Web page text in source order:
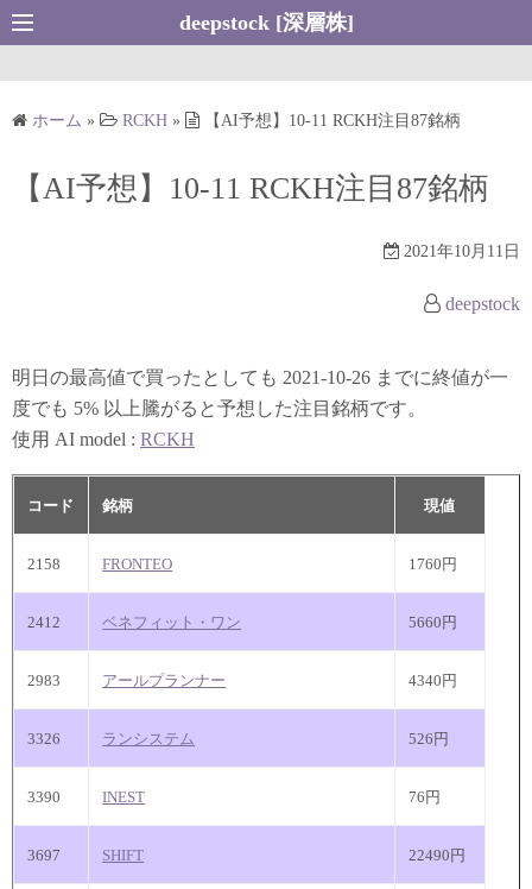
コ
ン
deepstock [深層株]
ホーム » RCKH » 【AI予想】10-11 RCKH注目87銘柄
【AI予想】10-11 RCKH注目87銘柄
2021年10月11日
deepstock
明日の最高値で買ったとしても 2021-10-26 までに終値が一
度でも 5% 以上騰がると予想した注目銘柄です。
使用 AI model : RCKH
コード 銘柄 現値
2158 FRONTEO 1760円
2412 ベネフィット・ワン 5660円
2983 アールプランナー 4340円
3326 ランシステム 526円
3390 INEST 76円
3697 SHIFT 22490円